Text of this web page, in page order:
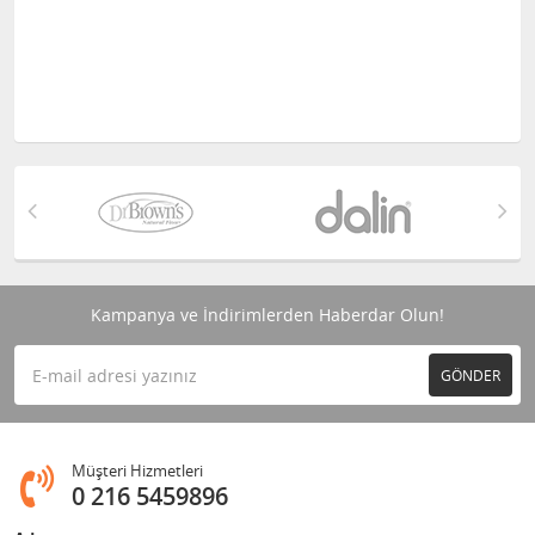
Kampanya ve İndirimlerden Haberdar Olun!
GÖNDER
Müşteri Hizmetleri
0 216 5459896